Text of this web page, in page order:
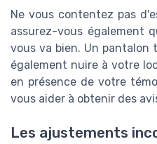
Ne vous contentez pas
assurez-vous également
vous va bien. Un
également nuire à votre
en présence de votre
vous aider à obtenir des
Les ajustements